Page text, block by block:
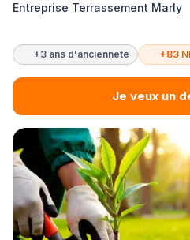
Entreprise Terrassement Marly
+3 ans d'ancienneté +83
Je veux un